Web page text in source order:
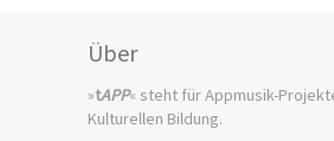
Über
»tAPP« steht für Appmusik-
Kulturellen Bildung.